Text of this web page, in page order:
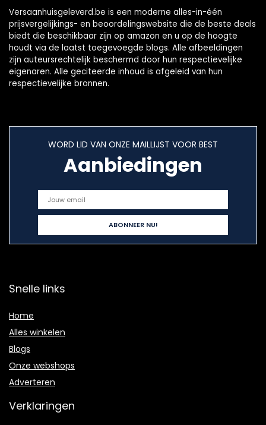
Versaanhuisgeleverd.be is een moderne alles-in-één
prijsvergelijkings- en beoordelingswebsite die de beste deals
biedt die beschikbaar zijn op amazon en u op de hoogte
houdt via de laatst toegevoegde blogs. Alle afbeeldingen
zijn auteursrechtelijk beschermd door hun respectievelijke
eigenaren. Alle geciteerde inhoud is afgeleid van hun
respectievelijke bronnen.
WORD LID VAN ONZE MAILLIJST VOOR BEST
Aanbiedingen
Snelle links
Home
Alles winkelen
Blogs
Onze webshops
Adverteren
Verklaringen